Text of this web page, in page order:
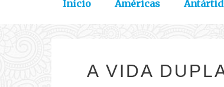
Início Américas
A VIDA